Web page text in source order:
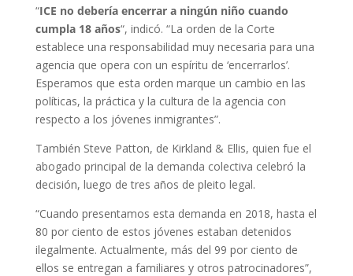
“ICE no debería encerrar a ningún niño cuando
cumpla 18 años“, indicó. “La orden de la Corte
establece una responsabilidad muy necesaria para una
agencia que opera con un espíritu de ‘encerrarlos’.
Esperamos que esta orden marque un cambio en las
políticas, la práctica y la cultura de la agencia con
respecto a los jóvenes inmigrantes”.
También Steve Patton, de Kirkland & Ellis, quien fue el
abogado principal de la demanda colectiva celebró la
decisión, luego de tres años de pleito legal.
“Cuando presentamos esta demanda en 2018, hasta el
80 por ciento de estos jóvenes estaban detenidos
ilegalmente. Actualmente, más del 99 por ciento de
ellos se entregan a familiares y otros patrocinadores”,